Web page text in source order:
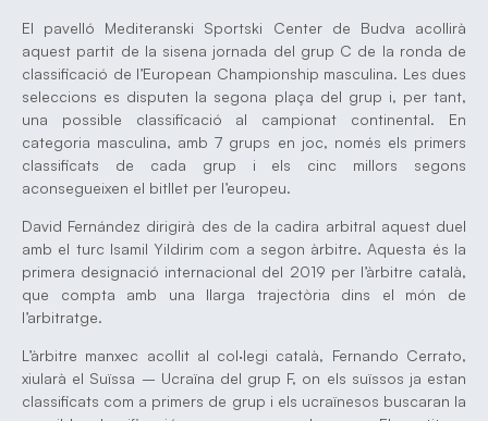
El pavelló Mediteranski Sportski Center de Budva acollirà
aquest partit de la sisena jornada del grup C de la ronda de
classificació de l’European Championship masculina. Les dues
seleccions es disputen la segona plaça del grup i, per tant,
una possible classificació al campionat continental. En
categoria masculina, amb 7 grups en joc, només els primers
classificats de cada grup i els cinc millors segons
aconsegueixen el bitllet per l’europeu.
David Fernández dirigirà des de la cadira arbitral aquest duel
amb el turc Isamil Yildirim com a segon àrbitre. Aquesta és la
primera designació internacional del 2019 per l’àrbitre català,
que compta amb una llarga trajectòria dins el món de
l’arbitratge.
L’àrbitre manxec acollit al col·legi català, Fernando Cerrato,
xiularà el Suïssa – Ucraïna del grup F, on els suïssos ja estan
classificats com a primers de grup i els ucraïnesos buscaran la